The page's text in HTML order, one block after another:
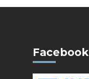
Facebook